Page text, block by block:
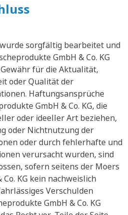
sorgfältig bearbeitet und
GmbH & Co. KG
für die Aktualität,
oder Qualität der
Haftungsansprüche
GmbH & Co. KG, die
oder ideeller Art beziehen,
oder Nichtnutzung der
oder durch fehlerhafte und
verursacht wurden, sind
sofern seitens der Moers
KG kein nachweislich
Verschulden
GmbH & Co. KG